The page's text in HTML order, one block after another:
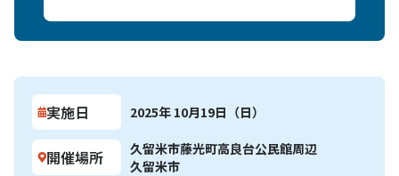
実施日 2025年 10月19日（日）
開催場所
久留米市藤光町高良台公民館周辺
久留米市